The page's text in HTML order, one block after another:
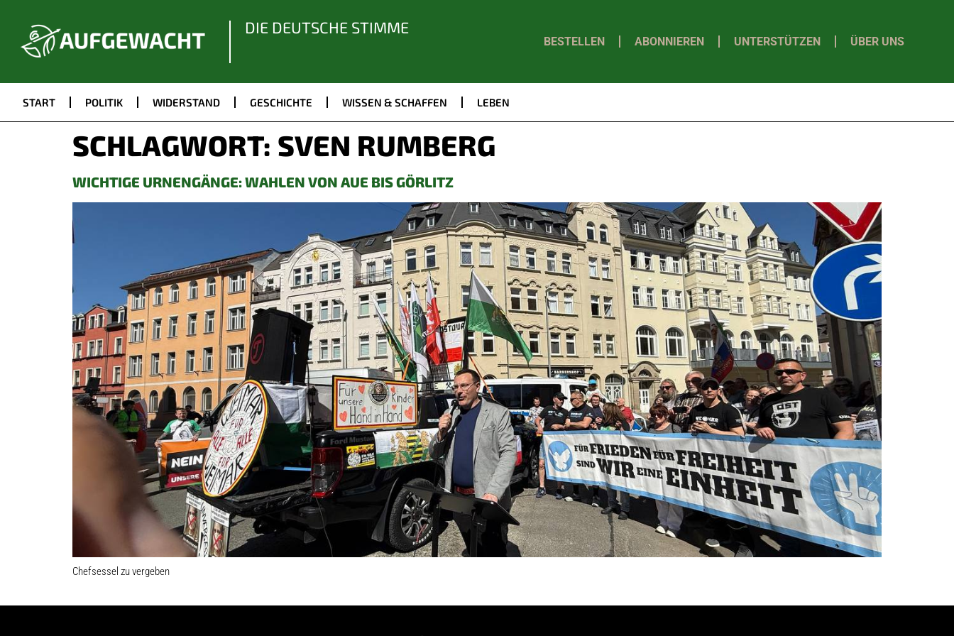
DIE DEUTSCHE STIMME
BESTELLEN ABONNIEREN UNTERSTÜTZEN ÜBER UNS
START POLITIK WIDERSTAND GESCHICHTE WISSEN & SCHAFFEN LEBEN
SCHLAGWORT: SVEN RUMBERG
WICHTIGE URNENGÄNGE: WAHLEN VON AUE BIS GÖRLITZ
Chefsessel zu vergeben